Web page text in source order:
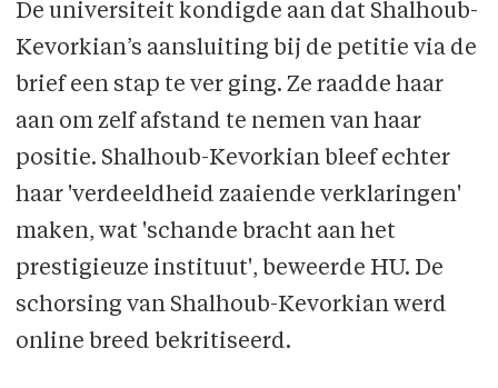
De universiteit kondigde aan dat Shalhoub-
Kevorkian’s aansluiting bij de petitie via de
brief een stap te ver ging. Ze raadde haar
aan om zelf afstand te nemen van haar
positie. Shalhoub-Kevorkian bleef echter
haar 'verdeeldheid zaaiende verklaringen'
maken, wat 'schande bracht aan het
prestigieuze instituut', beweerde HU. De
schorsing van Shalhoub-Kevorkian werd
online breed bekritiseerd.